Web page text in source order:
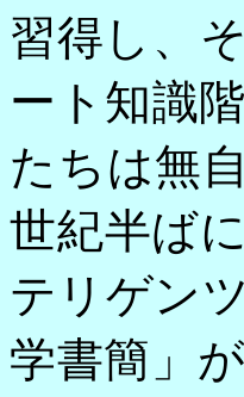
習得し、
ート知識
たちは無
世紀半ば
テリゲン
学書簡」